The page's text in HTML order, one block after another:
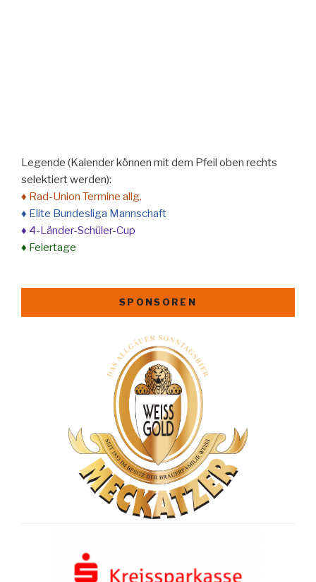
Legende (Kalender können mit dem Pfeil oben rechts
selektiert werden):
♦ Rad-Union Termine allg.
♦ Elite Bundesliga Mannschaft
♦ 4-Länder-Schüler-Cup
♦ Feiertage
SPONSOREN